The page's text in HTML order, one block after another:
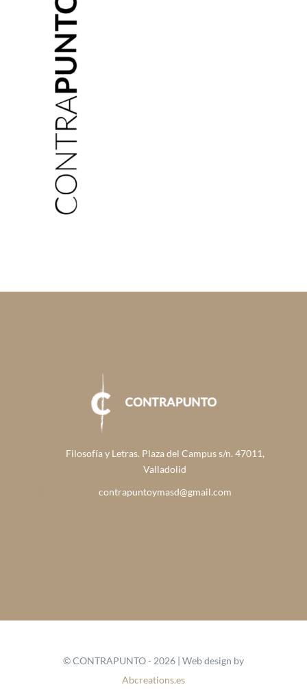
Filosofía y Letras. Plaza del Campus s/n. 47011,
Valladolid
contrapuntoymasd@gmail.com
© CONTRAPUNTO - 2026 | Web design by
Abcreations.es